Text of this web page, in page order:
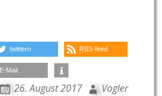
twittern RSS-feed
E-Mail
26. August 2017 Vogler